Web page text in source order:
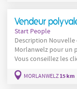
zinguerie
Vendeur
Start People
Description Nouvelle opportunité en intérim sur 7140
Morlanwelz pour un
Vous conseillez les
bâtiment. Vous assurez le réassort. Vous participez au
déchargement des
MORLANWELZ15 km